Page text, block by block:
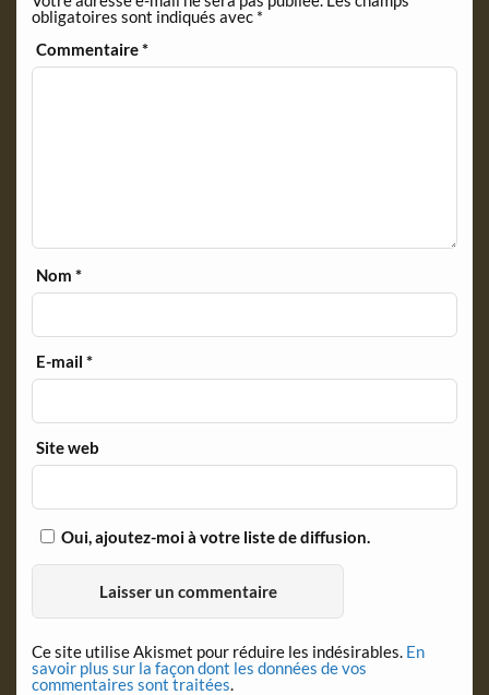
l
y
obligatoires sont indiqués avec *
Commentaire*
Nom*
E-mail*
Site web
Oui, ajoutez-moi à votre liste de diffusion.
Ce site utilise Akismet pour réduire les indésirables. En
savoir plus sur la façon dont les données de vos
commentaires sont traitées.